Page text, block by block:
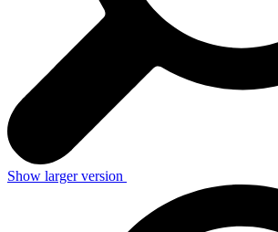
Show larger version